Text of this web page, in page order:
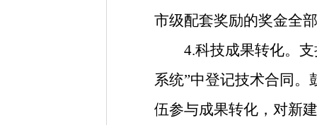
市级配套奖励的奖金全
4.科技成果转化。支
系统”中登记技术合同
伍参与成果转化，对新